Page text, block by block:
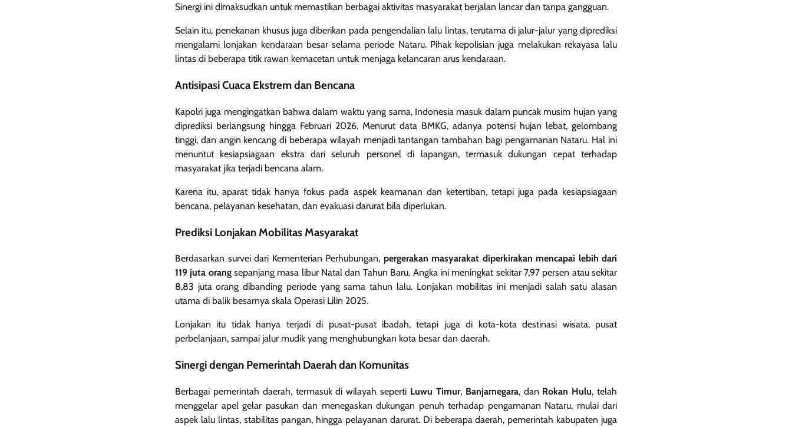
Sinergi ini dimaksudkan untuk memastikan berbagai aktivitas masyarakat berjalan lancar dan tanpa gangguan.
Selain itu, penekanan khusus juga diberikan pada pengendalian lalu lintas, terutama di jalur-jalur yang diprediksi
mengalami lonjakan kendaraan besar selama periode Nataru. Pihak kepolisian juga melakukan rekayasa lalu
lintas di beberapa titik rawan kemacetan untuk menjaga kelancaran arus kendaraan.
Antisipasi Cuaca Ekstrem dan Bencana
Kapolri juga mengingatkan bahwa dalam waktu yang sama, Indonesia masuk dalam puncak musim hujan yang
diprediksi berlangsung hingga Februari 2026. Menurut data BMKG, adanya potensi hujan lebat, gelombang
tinggi, dan angin kencang di beberapa wilayah menjadi tantangan tambahan bagi pengamanan Nataru. Hal ini
menuntut kesiapsiagaan ekstra dari seluruh personel di lapangan, termasuk dukungan cepat terhadap
masyarakat jika terjadi bencana alam.
Karena itu, aparat tidak hanya fokus pada aspek keamanan dan ketertiban, tetapi juga pada kesiapsiagaan
bencana, pelayanan kesehatan, dan evakuasi darurat bila diperlukan.
Prediksi Lonjakan Mobilitas Masyarakat
Berdasarkan survei dari Kementerian Perhubungan, pergerakan masyarakat diperkirakan mencapai lebih dari
119 juta orangsepanjang masa libur Natal dan Tahun Baru. Angka ini meningkat sekitar 7,97 persen atau sekitar
8,83 juta orang dibanding periode yang sama tahun lalu. Lonjakan mobilitas ini menjadi salah satu alasan
utama di balik besarnya skala Operasi Lilin 2025.
Lonjakan itu tidak hanya terjadi di pusat-pusat ibadah, tetapi juga di kota-kota destinasi wisata, pusat
perbelanjaan, sampai jalur mudik yang menghubungkan kota besar dan daerah.
Sinergi dengan Pemerintah Daerah dan Komunitas
Berbagai pemerintah daerah, termasuk di wilayah seperti Luwu Timur, Banjarnegara, dan Rokan Hulu, telah
menggelar apel gelar pasukan dan menegaskan dukungan penuh terhadap pengamanan Nataru, mulai dari
aspek lalu lintas, stabilitas pangan, hingga pelayanan darurat. Di beberapa daerah, pemerintah kabupaten juga